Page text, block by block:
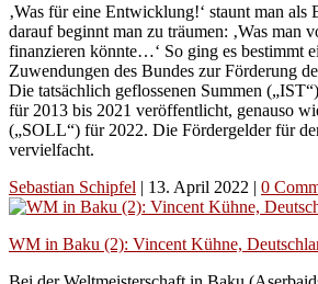
‚Was für eine Entwicklung!‘ staunt man als
darauf beginnt man zu träumen: ‚Was man
finanzieren könnte…‘ So ging es bestimmt
Zuwendungen des Bundes zur Förderung
Die tatsächlich geflossenen Summen
für 2013 bis 2021 veröffentlicht, genauso
(„SOLL“) für 2022. Die Fördergelder für
vervielfacht.
Sebastian Schipfel | 13. April 2022 | 0
WM in Baku (2): Vincent Kühne,